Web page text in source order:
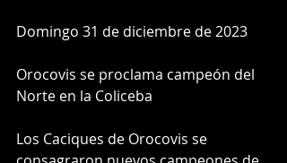
Domingo 31 de diciembre de 2023
Orocovis se proclama campeón del
Norte en la Coliceba
Los Caciques de Orocovis se